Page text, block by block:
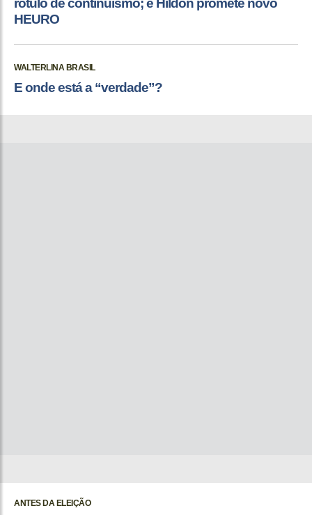
rótulo de continuísmo; e Hildon promete novo
HEURO
WALTERLINA BRASIL
E onde está a “verdade”?
ANTES DA ELEIÇÃO